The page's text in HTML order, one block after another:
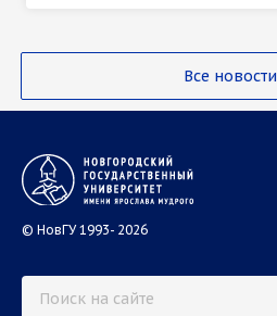
Все новости
© НовГУ 1993- 2026